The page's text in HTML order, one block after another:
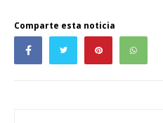
Comparte esta noticia